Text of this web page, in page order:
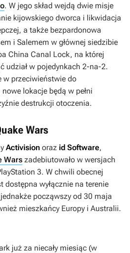
. W jego skład wejdą dwie misje
kijowskiego dworca i likwidacja
a także bezpardonowa
i Salemem w głównej siedzibie
China Canal Lock, na której
udział w pojedynkach 2-na-2.
w przeciwieństwie do
lokacje będą w pełni
destrukcji otoczenia.
Wars
Activision oraz id Software,
Wars zadebiutowało w wersjach
3. W chwili obecnej
dostępna wyłącznie na terenie
począwszy od 30 maja
mieszkańcy Europy i Australii.
już za niecały miesiąc (w